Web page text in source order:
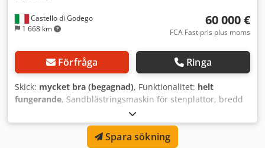
Castello di Godego
1 668 km
60 000 €
FCA Fast pris plus moms
Förfråga Ringa
Skick: mycket bra (begagnad), Funktionalitet: helt
fungerande, Sandblästringsmaskin för stenplattor, bredd
200 cm (inklusive dammutsug) Dcedpfoxxlwpsx Albsk
Spara sökning